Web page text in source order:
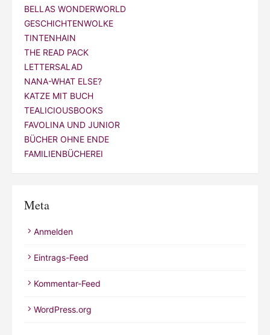
BELLAS WONDERWORLD
GESCHICHTENWOLKE
TINTENHAIN
THE READ PACK
LETTERSALAD
NANA-WHAT ELSE?
KATZE MIT BUCH
TEALICIOUSBOOKS
FAVOLINA UND JUNIOR
BÜCHER OHNE ENDE
FAMILIENBÜCHEREI
Meta
Anmelden
Eintrags-Feed
Kommentar-Feed
WordPress.org